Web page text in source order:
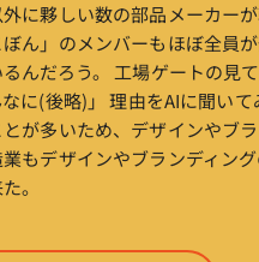
に夥しい数の部品メーカー
ん」のメンバーもほぼ全員が
んだろう。 工場ゲートの見
に(後略)」 理由をAIに聞い
が多いため、デザインやブ
もデザインやブランディン
。